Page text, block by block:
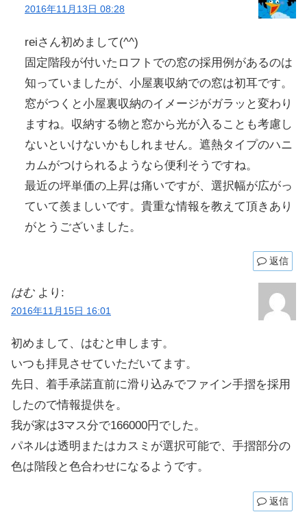
2016年11月13日 08:28
reiさん初めまして(^^)
固定階段が付いたロフトでの窓の採用例があるのは
知っていましたが、小屋裏収納での窓は初耳です。
窓がつくと小屋裏収納のイメージがガラッと変わり
ますね。収納する物と窓から光が入ることも考慮し
ないといけないかもしれません。遮熱タイプのハニ
カムがつけられるようなら便利そうですね。
最近の坪単価の上昇は痛いですが、選択幅が広がっ
ていて羨ましいです。貴重な情報を教えて頂きあり
がとうございました。
返信
はむ より:
2016年11月15日 16:01
初めまして、はむと申します。
いつも拝見させていただいてます。
先日、着手承諾直前に滑り込みでファイン手摺を採用
したので情報提供を。
我が家は3マス分で166000円でした。
パネルは透明またはカスミが選択可能で、手摺部分の
色は階段と色合わせになるようです。
返信